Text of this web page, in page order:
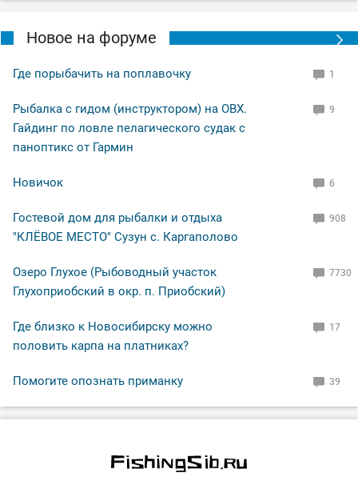
По уровню воды всё путём, особых спадов и скачков
не наблюдал. Малёк в изобилии, плавает вольготно.
Рыбакам, НХНЧ и рыбацких дней!
Новое на форуме
Где порыбачить на поплавочку 1
Рыбалка с гидом (инструктором) на ОВХ.
Гайдинг по ловле пелагического судак с
паноптикс от Гармин
9
Новичок 6
Гостевой дом для рыбалки и отдыха
"КЛЁВОЕ МЕСТО" Сузун с. Каргаполово
908
Озеро Глухое (Рыбоводный участок
Глухоприобский в окр. п. Приобский)
7730
Где близко к Новосибирску можно
половить карпа на платниках?
17
Помогите опознать приманку 39